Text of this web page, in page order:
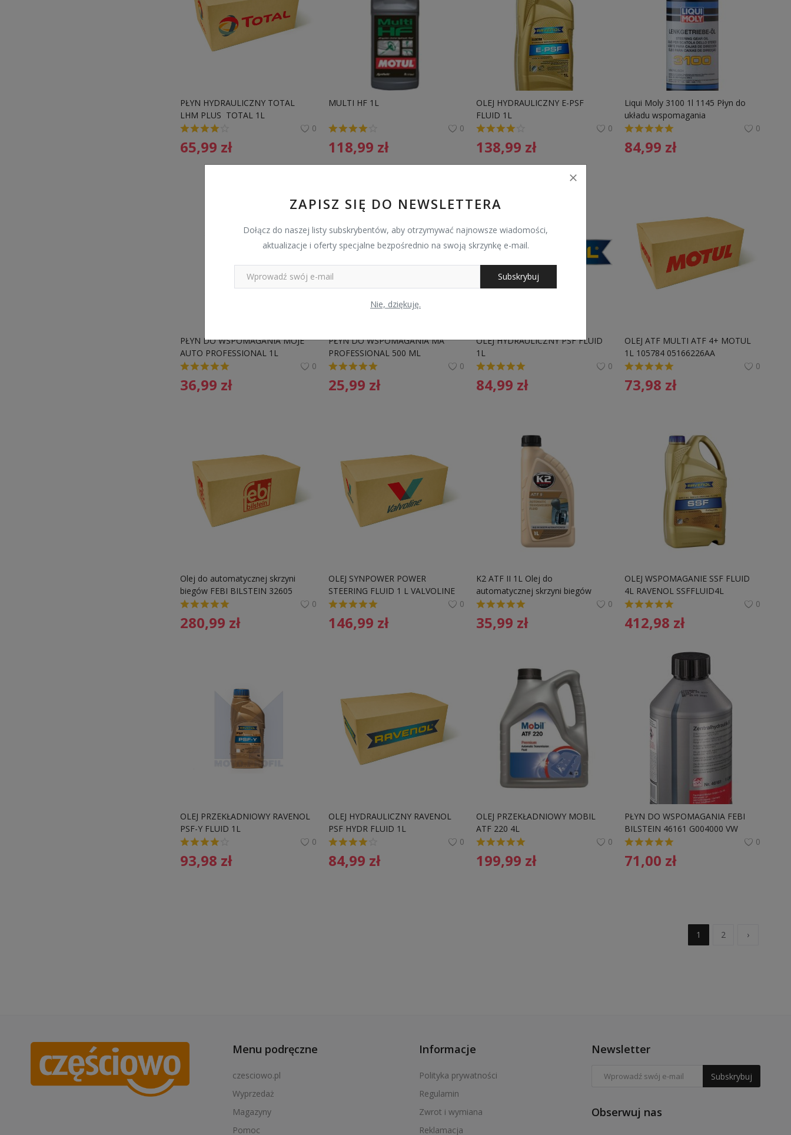
ZAPISZ SIĘ DO NEWSLETTERA
Dołącz do naszej listy subskrybentów, aby otrzymywać najnowsze wiadomości,
aktualizacje i oferty specjalne bezpośrednio na swoją skrzynkę e-mail.
Subskrybuj
Nie, dziękuję.
PŁYN HYDRAULICZNY TOTAL
LHM PLUS  TOTAL 1L
0
65,99 zł
MULTI HF 1L
0
118,99 zł
OLEJ HYDRAULICZNY E-PSF
FLUID 1L
0
138,99 zł
Liqui Moly 3100 1l 1145 Płyn do
układu wspomagania
0
84,99 zł
PŁYN DO WSPOMAGANIA MOJE
AUTO PROFESSIONAL 1L
0
36,99 zł
PŁYN DO WSPOMAGANIA MA
PROFESSIONAL 500 ML
0
25,99 zł
OLEJ HYDRAULICZNY PSF FLUID
1L
0
84,99 zł
OLEJ ATF MULTI ATF 4+ MOTUL
1L 105784 05166226AA
0
73,98 zł
Olej do automatycznej skrzyni
biegów FEBI BILSTEIN 32605
81229400275
0
280,99 zł
OLEJ SYNPOWER POWER
STEERING FLUID 1 L VALVOLINE
18320
0
146,99 zł
K2 ATF II 1L Olej do
automatycznej skrzyni biegów
0
35,99 zł
OLEJ WSPOMAGANIE SSF FLUID
4L RAVENOL SSFFLUID4L
G004000M2
0
412,98 zł
OLEJ PRZEKŁADNIOWY RAVENOL
PSF-Y FLUID 1L
0
93,98 zł
OLEJ HYDRAULICZNY RAVENOL
PSF HYDR FLUID 1L
0
84,99 zł
OLEJ PRZEKŁADNIOWY MOBIL
ATF 220 4L
0
199,99 zł
PŁYN DO WSPOMAGANIA FEBI
BILSTEIN 46161 G004000 VW
AUDI ZIELONY G004000
0
71,00 zł
1 2 ›
Menu podręczne
czesciowo.pl
Wyprzedaż
Magazyny
Pomoc
Informacje
Polityka prywatności
Regulamin
Zwrot i wymiana
Reklamacja
Newsletter
Subskrybuj
Obserwuj nas